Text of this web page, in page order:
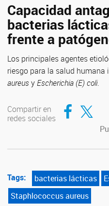
Capacidad
bacterias
frente a
Los principales agentes
riesgo para la salud humana
aureusyEscherichia (E) coli.
Compartir en
redes sociales
Compartir en
Compartir en
Tags: bacterias lácticas
Staphlococcus aureus